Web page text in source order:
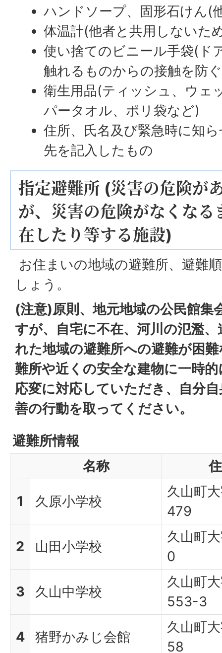
ハンドソープ、固形石けん(
体温計(他者と共用しないた
使い捨てのビニール手袋(ド
触れるものからの接触を防
衛生用品(ティッシュ、ウェ
パータオル、ポリ袋など)
住所、氏名及び緊急時に知
先を記入したもの
指定避難所 (災害の危険が
が、災害の危険がなくなる
在したり等する施設)
お住まいの地域の避難所、避難
しょう。
(注意)原則、地元地域の公民館集
すが、自宅に不在、河川の氾濫
れた地域の避難所への避難が困
難所や近くの安全な建物に一時
応変に対応していただき、自分
善の行動を取ってください。
避難所情報
名称
1 久原小学校
久山町
479
2 山田小学校
久山町
0
3 久山中学校
久山町
553-3
4 猪野かみじ会館
久山町
58